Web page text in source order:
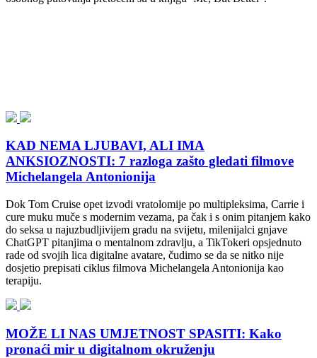
KAD NEMA LJUBAVI, ALI IMA
ANKSIOZNOSTI: 7 razloga zašto gledati filmove
Michelangela Antonionija
Dok Tom Cruise opet izvodi vratolomije po multipleksima, Carrie i
cure muku muče s modernim vezama, pa čak i s onim pitanjem kako
do seksa u najuzbudljivijem gradu na svijetu, milenijalci gnjave
ChatGPT pitanjima o mentalnom zdravlju, a TikTokeri opsjednuto
rade od svojih lica digitalne avatare, čudimo se da se nitko nije
dosjetio prepisati ciklus filmova Michelangela Antonionija kao
terapiju.
MOŽE LI NAS UMJETNOST SPASITI: Kako
pronaći mir u digitalnom okruženju